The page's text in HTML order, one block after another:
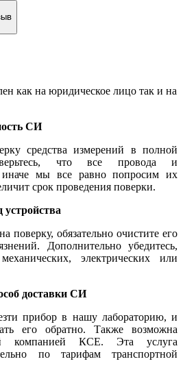
как на юридическое лицо так и на
СИ
средства измерений в полной
что все провода и
иначе мы все равно попросим их
срок проведения поверки.
поверку, обязательно очистите его
Дополнительно убедитесь,
электрических или
доставки СИ
прибор в нашу лабораторию, и
его обратно. Также возможна
компанией КСЕ. Эта услуга
по тарифам транспортной